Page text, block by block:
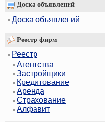
Доска объявлений
Доска объявлений
Реестр фирм
Реестр
Агентства
Застройщики
Кредитование
Аренда
Страхование
Алфавит